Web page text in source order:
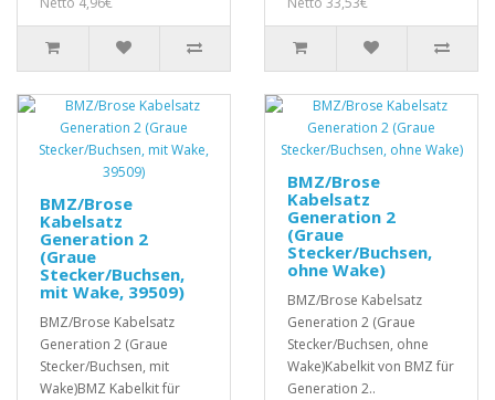
BMZ/Brose
Kabelsatz
Generation 2
(Graue
Stecker/Buchsen,
mit Wake, 39509)
BMZ/Brose Kabelsatz
Generation 2 (Graue
Stecker/Buchsen, mit
Wake)BMZ Kabelkit für
BMZ/Brose
Kabelsatz
Generation 2
(Graue
Stecker/Buchsen,
ohne Wake)
BMZ/Brose Kabelsatz
Generation 2 (Graue
Stecker/Buchsen, ohne
Wake)Kabelkit von BMZ für
Generation 2..